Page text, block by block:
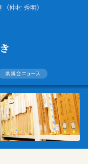
仲村 秀明）